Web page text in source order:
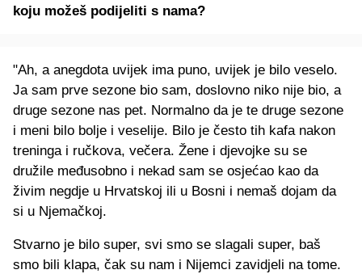
koju možeš podijeliti s nama?
"Ah, a anegdota uvijek ima puno, uvijek je bilo veselo.
Ja sam prve sezone bio sam, doslovno niko nije bio, a
druge sezone nas pet. Normalno da je te druge sezone
i meni bilo bolje i veselije. Bilo je često tih kafa nakon
treninga i ručkova, večera. Žene i djevojke su se
družile međusobno i nekad sam se osjećao kao da
živim negdje u Hrvatskoj ili u Bosni i nemaš dojam da
si u Njemačkoj.
Stvarno je bilo super, svi smo se slagali super, baš
smo bili klapa, čak su nam i Nijemci zavidjeli na tome.